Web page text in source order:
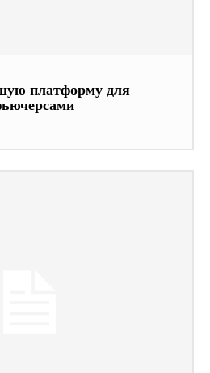
платформу для